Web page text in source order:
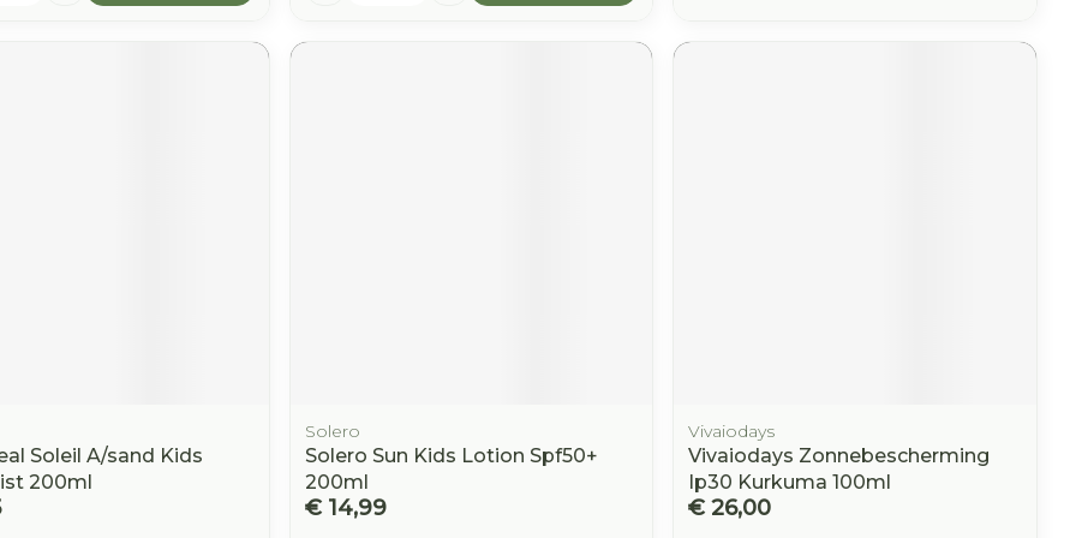
Soleil A/sand Kids
200ml
Solero
Solero Sun Kids Lotion Spf50+
200ml
€ 14,99
Vivaiodays
Vivaiodays Zonnebescherming
Ip30 Kurkuma 100ml
€ 26,00